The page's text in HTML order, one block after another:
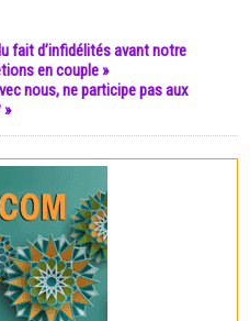
fait d’infidélités avant notre
en couple »
nous, ne participe pas aux
»